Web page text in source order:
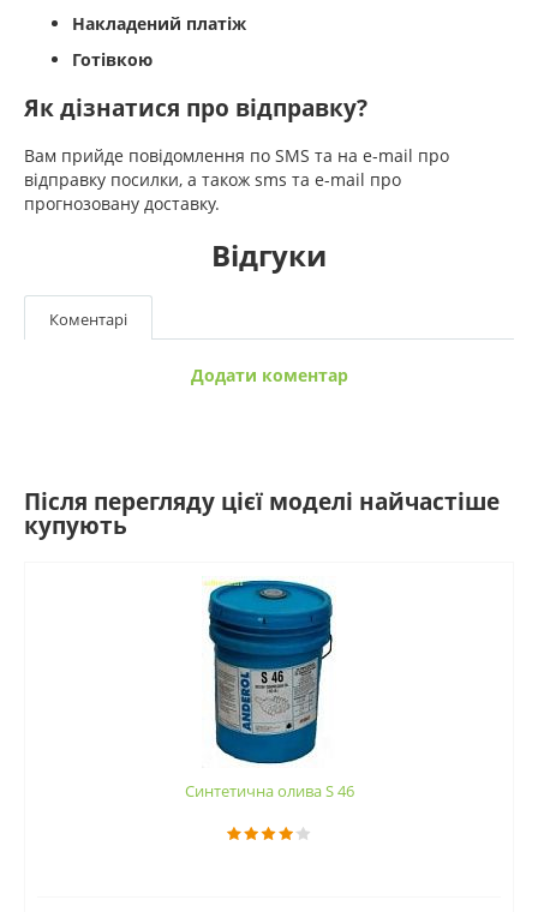
Накладений платіж
Готівкою
Як дізнатися про відправку?
Вам прийде повідомлення по SMS та на e-mail про
відправку посилки, а також sms та e-mail про
прогнозовану доставку.
Відгуки
Коментарі
Додати коментар
Після перегляду цієї моделі найчастіше
купують
Синтетична олива S 46